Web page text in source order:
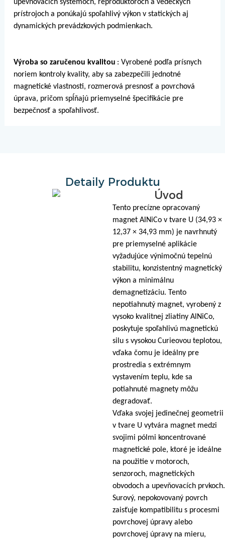
upevňovacích systémoch, reproduktoroch a vedeckých
prístrojoch a ponúkajú spoľahlivý výkon v statických aj
dynamických prevádzkových podmienkach.
Výroba so zaručenou kvalitou : Vyrobené podľa prísnych
noriem kontroly kvality, aby sa zabezpečili jednotné
magnetické vlastnosti, rozmerová presnosť a povrchová
úprava, pričom spĺňajú priemyselné špecifikácie pre
bezpečnosť a spoľahlivosť.
Detaily Produktu
Úvod
Tento precízne opracovaný
magnet AlNiCo v tvare U (34,93 ×
12,37 × 34,93 mm) je navrhnutý
pre priemyselné aplikácie
vyžadujúce výnimočnú tepelnú
stabilitu, konzistentný magnetický
výkon a minimálnu
demagnetizáciu. Tento
nepotiahnutý magnet, vyrobený z
vysoko kvalitnej zliatiny AlNiCo,
poskytuje spoľahlivú magnetickú
silu s vysokou Curieovou teplotou,
vďaka čomu je ideálny pre
prostredia s extrémnym
vystavením teplu, kde sa
potiahnuté magnety môžu
degradovať.
Vďaka svojej jedinečnej geometrii
v tvare U vytvára magnet medzi
svojimi pólmi koncentrované
magnetické pole, ktoré je ideálne
na použitie v motoroch,
senzoroch, magnetických
obvodoch a upevňovacích prvkoch.
Surový, nepokovovaný povrch
zaisťuje kompatibilitu s procesmi
povrchovej úpravy alebo
povrchovej úpravy na mieru,